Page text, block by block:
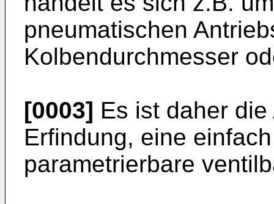
pneumatischen
Kolbendurchmesser
[0003] Es ist daher
Erfindung, eine
parametrierbare